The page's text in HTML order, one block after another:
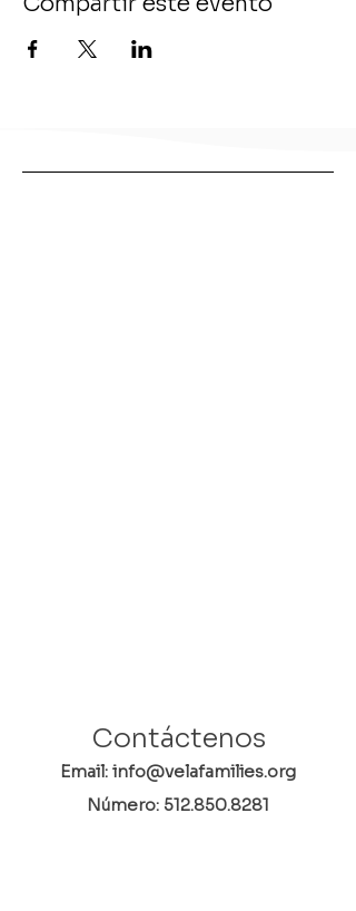
Contáctenos
Email: info@velafamilies.org
Número: 512.850.8281